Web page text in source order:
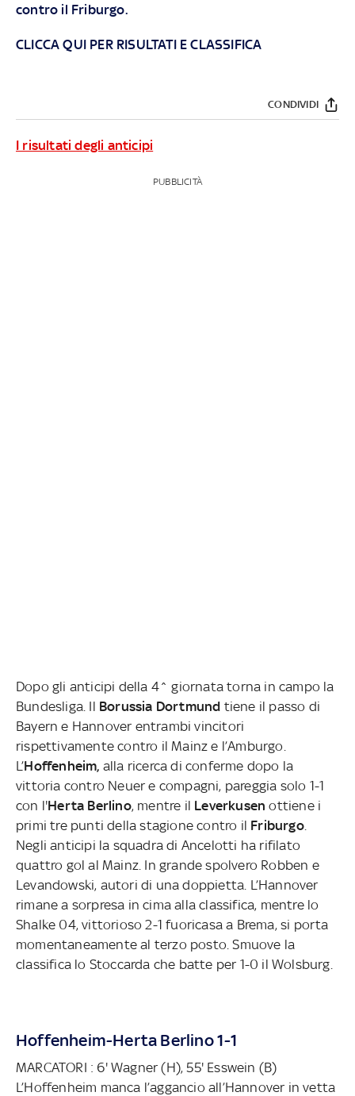
contro il Friburgo.
CLICCA QUI PER RISULTATI E CLASSIFICA
CONDIVIDI
I risultati degli anticipi
PUBBLICITÀ
Dopo gli anticipi della 4^ giornata torna in campo la
Bundesliga. Il Borussia Dortmund tiene il passo di
Bayern e Hannover entrambi vincitori
rispettivamente contro il Mainz e l’Amburgo.
L’Hoffenheim, alla ricerca di conferme dopo la
vittoria contro Neuer e compagni, pareggia solo 1-1
con l'Herta Berlino, mentre il Leverkusen ottiene i
primi tre punti della stagione contro il Friburgo.
Negli anticipi la squadra di Ancelotti ha rifilato
quattro gol al Mainz. In grande spolvero Robben e
Levandowski, autori di una doppietta. L’Hannover
rimane a sorpresa in cima alla classifica, mentre lo
Shalke 04, vittorioso 2-1 fuoricasa a Brema, si porta
momentaneamente al terzo posto. Smuove la
classifica lo Stoccarda che batte per 1-0 il Wolsburg.
Hoffenheim-Herta Berlino 1-1
MARCATORI : 6' Wagner (H), 55' Esswein (B)
L’Hoffenheim manca l’aggancio all’Hannover in vetta